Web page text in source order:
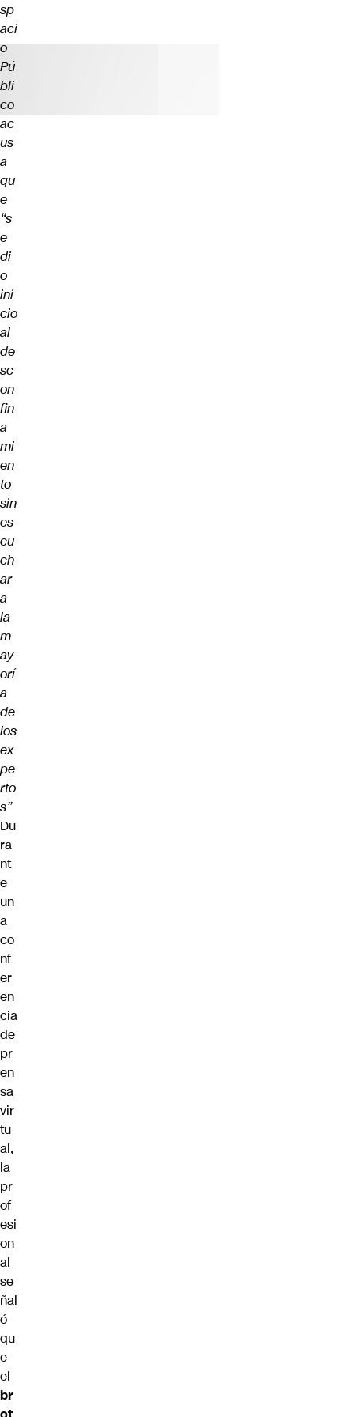
sp
aci
o
Pú
bli
co
ac
us
a
qu
e
“s
e
di
o
ini
cio
al
de
sc
on
fin
a
mi
en
to
sin
es
cu
ch
ar
a
la
m
ay
orí
a
de
los
ex
pe
rto
s”
Du
ra
nt
e
un
a
co
nf
er
en
cia
de
pr
en
sa
vir
tu
al,
la
pr
of
esi
on
al
se
ñal
ó
qu
e
el
br